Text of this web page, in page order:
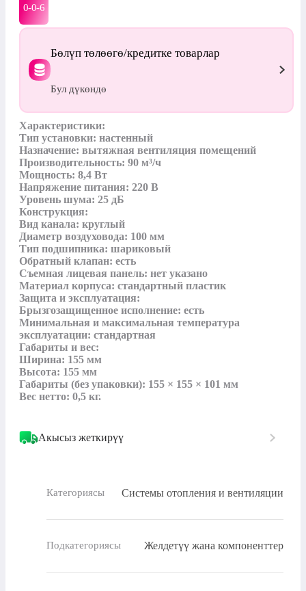
0-0-6
Бөлүп төлөөгө/кредитке товарлар
Бул дүкөндө
Характеристики:
Тип установки: настенный
Назначение: вытяжная вентиляция помещений
Производительность: 90 м³/ч
Мощность: 8,4 Вт
Напряжение питания: 220 В
Уровень шума: 25 дБ
Конструкция:
Вид канала: круглый
Диаметр воздуховода: 100 мм
Тип подшипника: шариковый
Обратный клапан: есть
Съемная лицевая панель: нет указано
Материал корпуса: стандартный пластик
Защита и эксплуатация:
Брызгозащищенное исполнение: есть
Минимальная и максимальная температура
эксплуатации: стандартная
Габариты и вес:
Ширина: 155 мм
Высота: 155 мм
Габариты (без упаковки): 155 × 155 × 101 мм
Вес нетто: 0,5 кг.
Акысыз жеткирүү
Категориясы Системы отопления и вентиляции
Подкатегориясы Желдетүү жана компоненттер